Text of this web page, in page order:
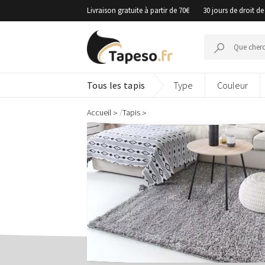
au
Livraison gratuite à partir de 70€ 30 jours de droit
pour :
Tous les tapis Type Couleur
Accueil /Tapis